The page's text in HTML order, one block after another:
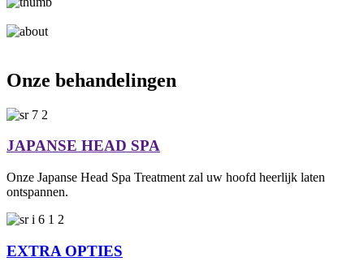
Onze behandelingen
JAPANSE HEAD SPA
Onze Japanse Head Spa Treatment zal uw hoofd heerlijk laten
ontspannen.
EXTRA OPTIES